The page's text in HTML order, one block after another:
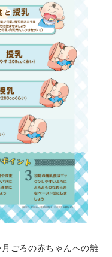
ごろの赤ちゃんへの離